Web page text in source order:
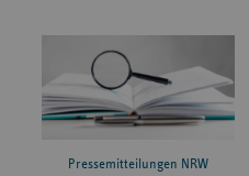
Pressemitteilungen NRW